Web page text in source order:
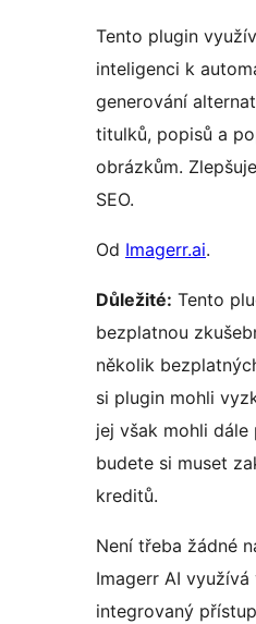
Tento plugin
inteligenci k
generování
titulků, popisů a
obrázkům.
SEO.
Od Imagerr.ai.
Důležité: Tento
bezplatnou
několik
si plugin mohli
jej však mohli dále
budete si muset
kreditů.
Není třeba žádné
Imagerr AI využívá
integrovaný